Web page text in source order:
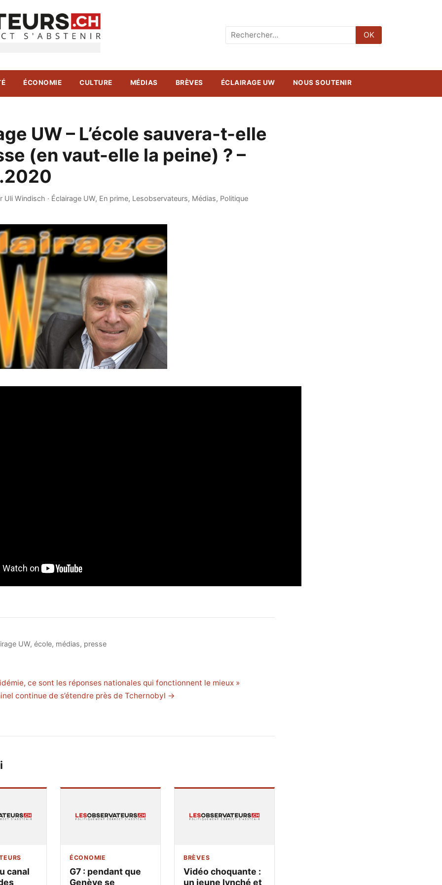
Rechercher
:
OK
ÉCONOMIE CULTURE MÉDIAS BRÈVES ÉCLAIRAGE UW NOUS SOUTENIR
UW – L’école sauvera-t-elle
(en vaut-elle la peine) ? –
Uli Windisch · Éclairage UW, En prime, Lesobservateurs, Médias, Politique
UW, école, médias, presse
ce sont les réponses nationales qui fonctionnent le mieux »
continue de s’étendre près de Tchernobyl →
canal
ÉCONOMIE
G7 : pendant que
Genève se
BRÈVES
Vidéo choquante :
un jeune lynché et